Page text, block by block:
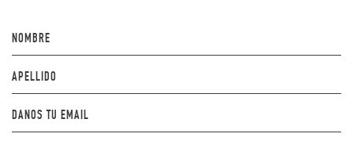
NOMBRE
APELLIDO
DANOS TU EMAIL